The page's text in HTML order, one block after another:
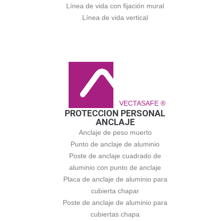
Línea de vida con fijación mural
Línea de vida vertical
VECTASAFE ®
PROTECCION PERSONAL
ANCLAJE
Anclaje de peso muerto
Punto de anclaje de aluminio
Poste de anclaje cuadrado de
aluminio con punto de anclaje
Placa de anclaje de aluminio para
cubierta chapar
Poste de anclaje de aluminio para
cubiertas chapa